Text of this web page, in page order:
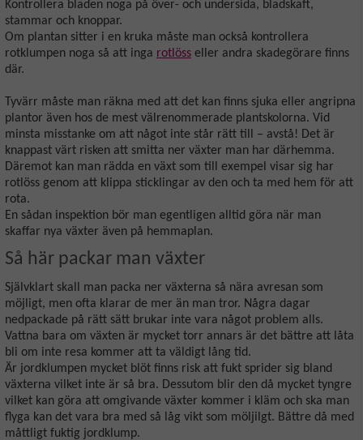
Kontrollera bladen noga på över- och undersida, bladskaft,
stammar och knoppar.
Om plantan sitter i en kruka måste man också kontrollera
rotklumpen noga så att inga rotlöss eller andra skadegörare finns
där.
Tyvärr måste man räkna med att det kan finns sjuka eller angripna
plantor även hos de mest välrenommerade plantskolorna. Vid
minsta misstanke om att något inte står rätt till – avstå! Det är
knappast värt risken att smitta ner växter man har därhemma.
Däremot kan man rädda en växt som till exempel visar sig har
rotlöss genom att klippa sticklingar av den och ta med hem för att
rota.
En sådan inspektion bör man egentligen alltid göra när man
skaffar nya växter även på hemmaplan.
Så här packar man växter
Självklart skall man packa ner växterna så nära avresan som
möjligt, men ofta klarar de mer än man tror. Några dagar
nedpackade på rätt sätt brukar inte vara något problem alls.
Vattna bara om växten är mycket torr annars är det bättre att låta
bli om inte resa kommer att ta väldigt lång tid.
Är jordklumpen mycket blöt finns risk att fukt sprider sig bland
växterna vilket inte är så bra. Dessutom blir den då mycket tyngre
vilket kan göra att omgivande växter kommer i kläm och ska man
flyga kan det vara bra med så låg vikt som möljilgt. Bättre då med
måttligt fuktig jordklump.